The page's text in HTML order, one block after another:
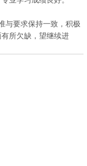
与要求保持一致，积极
所欠缺，望继续进